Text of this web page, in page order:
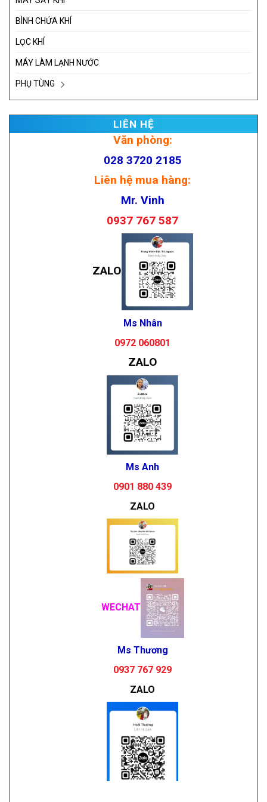
BÌNH CHỨA KHÍ
LỌC KHÍ
MÁY LÀM LẠNH NƯỚC
PHỤ TÙNG
LIÊN HỆ
Văn phòng:
028 3720 2185
Liên hệ mua hàng:
Mr. Vinh
0937 767 587
ZALO
Ms Nhân
0972 060801
ZALO
Ms Anh
0901 880 439
ZALO
WECHAT
Ms Thương
0937 767 929
ZALO